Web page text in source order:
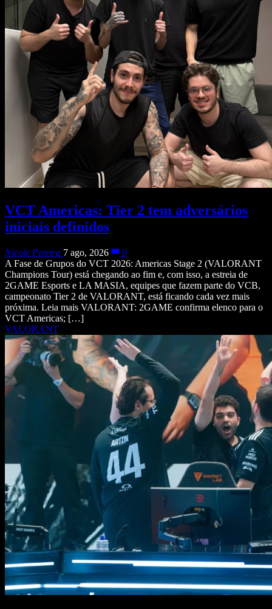
VCT Americas: Tier 2 tem adversários
iniciais definidos
Nicole Pereira 7 ago, 2026
0
A Fase de Grupos do VCT 2026: Americas Stage 2 (VALORANT
Champions Tour) está chegando ao fim e, com isso, a estreia de
2GAME Esports e LA MASIA, equipes que fazem parte do VCB,
campeonato Tier 2 de VALORANT, está ficando cada vez mais
próxima. Leia mais VALORANT: 2GAME confirma elenco para o
VCT Americas; […]
VALORANT